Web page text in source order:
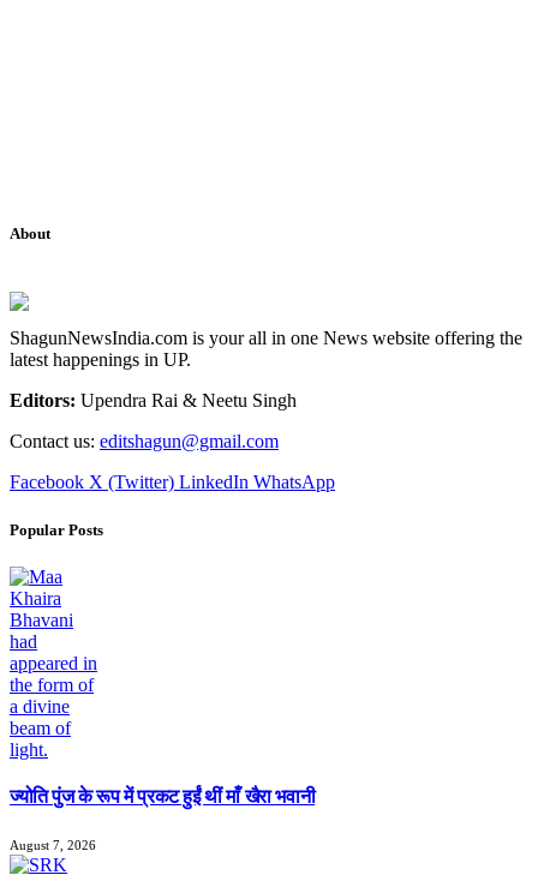
About
ShagunNewsIndia.com is your all in one News website offering the
latest happenings in UP.
Editors: Upendra Rai & Neetu Singh
Contact us: editshagun@gmail.com
Facebook X (Twitter) LinkedIn WhatsApp
Popular Posts
ज्योति पुंज के रूप में प्रकट हुईं थीं माँ खैरा भवानी
August 7, 2026